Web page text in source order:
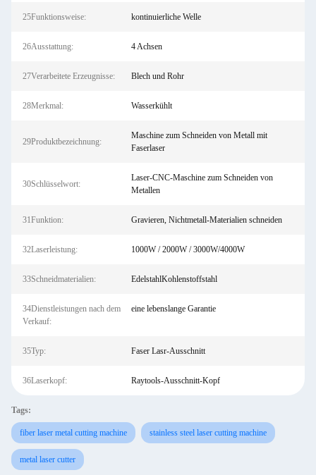
25Funktionsweise: kontinuierliche Welle
26Ausstattung: 4 Achsen
27Verarbeitete Erzeugnisse: Blech und Rohr
28Merkmal: Wasserkühlt
29Produktbezeichnung:
Maschine zum Schneiden von Metall mit
Faserlaser
30Schlüsselwort:
Laser-CNC-Maschine zum Schneiden von
Metallen
31Funktion: Gravieren, Nichtmetall-Materialien schneiden
32Laserleistung: 1000W / 2000W / 3000W/4000W
33Schneidmaterialien: EdelstahlKohlenstoffstahl
34Dienstleistungen nach dem
Verkauf:
eine lebenslange Garantie
35Typ: Faser Lasr-Ausschnitt
36Laserkopf: Raytools-Ausschnitt-Kopf
Tags:
fiber laser metal cutting machine stainless steel laser cutting machine
metal laser cutter